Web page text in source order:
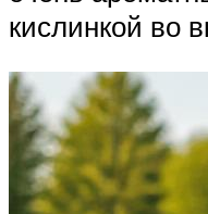
кислинкой во